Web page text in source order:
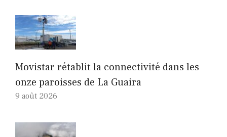
Movistar rétablit la connectivité dans les
onze paroisses de La Guaira
9 août 2026